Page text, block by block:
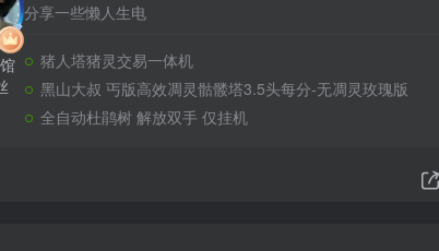
分享一些懒人生电
猪人塔猪灵交易一体机
黑山大叔 丐版高效凋灵骷髅塔3.5头每分-无凋灵玫瑰版
全自动杜鹃树 解放双手 仅挂机